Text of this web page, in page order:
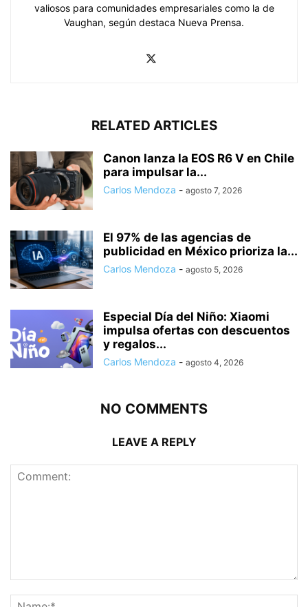
valiosos para comunidades empresariales como la de
Vaughan, según destaca Nueva Prensa.
RELATED ARTICLES
Canon lanza la EOS R6 V en Chile
para impulsar la...
Carlos Mendoza - agosto 7, 2026
El 97% de las agencias de
publicidad en México prioriza la...
Carlos Mendoza - agosto 5, 2026
Especial Día del Niño: Xiaomi
impulsa ofertas con descuentos
y regalos...
Carlos Mendoza - agosto 4, 2026
NO COMMENTS
LEAVE A REPLY